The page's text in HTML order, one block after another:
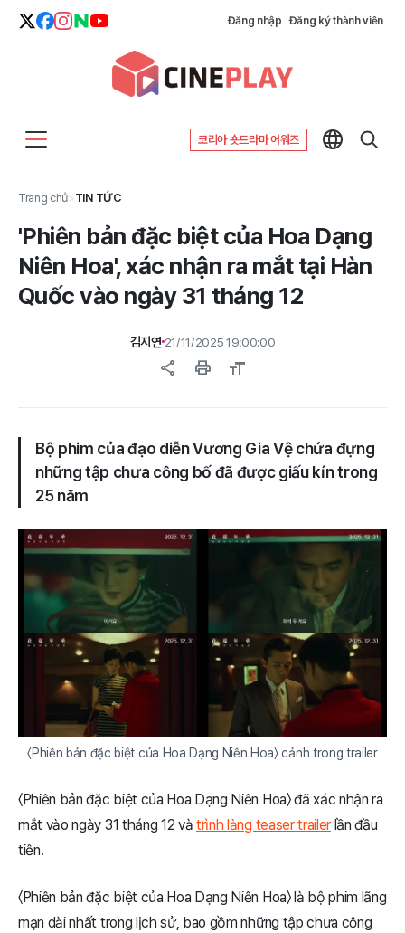
Đăng nhập Đăng ký thành viên
코리아 숏드라마 어워즈
Trang chủ>TIN TỨC
'Phiên bản đặc biệt của Hoa Dạng
Niên Hoa', xác nhận ra mắt tại Hàn
Quốc vào ngày 31 tháng 12
김지연 21/11/2025 19:00:00
share print format_size
Bộ phim của đạo diễn Vương Gia Vệ chứa đựng
những tập chưa công bố đã được giấu kín trong
25 năm
〈Phiên bản đặc biệt của Hoa Dạng Niên Hoa〉 cảnh trong trailer
〈Phiên bản đặc biệt của Hoa Dạng Niên Hoa〉 đã xác nhận ra
mắt vào ngày 31 tháng 12 vàtrình làng teaser trailer lần đầu
tiên.
〈Phiên bản đặc biệt của Hoa Dạng Niên Hoa〉 là bộ phim lãng
mạn dài nhất trong lịch sử, bao gồm những tập chưa công